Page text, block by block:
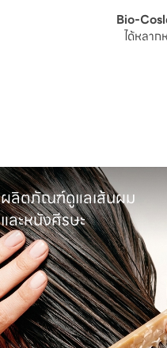
Bio-
ได้หลา
ผลิตภัณฑ์ดูแลเส้นผม
และหนังศีรษะ